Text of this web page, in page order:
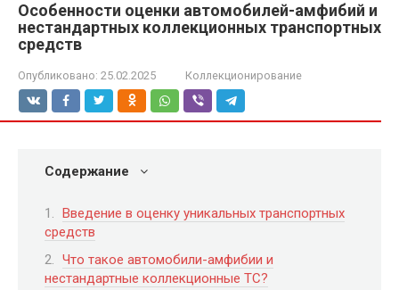
Особенности оценки автомобилей-амфибий и
нестандартных коллекционных транспортных
средств
Опубликовано: 25.02.2025 Коллекционирование
Содержание
Введение в оценку уникальных транспортных
средств
Что такое автомобили-амфибии и
нестандартные коллекционные ТС?